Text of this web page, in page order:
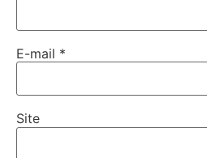
E-mail *
Site